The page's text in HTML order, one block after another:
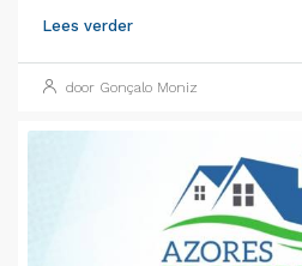
Lees verder
door Gonçalo Moniz